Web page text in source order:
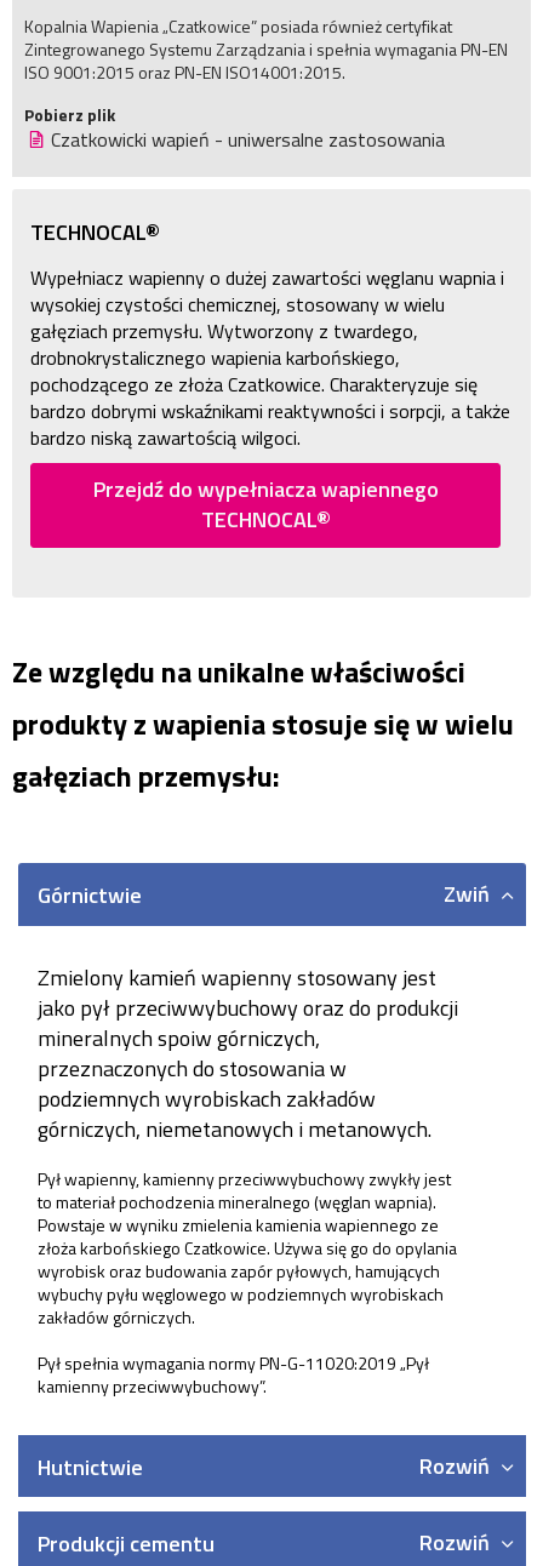
Kopalnia Wapienia „Czatkowice” posiada również certyfikat
Zintegrowanego Systemu Zarządzania i spełnia wymagania PN-EN
ISO 9001:2015 oraz PN-EN ISO14001:2015.
Pobierz plik
Czatkowicki wapień - uniwersalne zastosowania
TECHNOCAL®
Wypełniacz wapienny o dużej zawartości węglanu wapnia i
wysokiej czystości chemicznej, stosowany w wielu
gałęziach przemysłu. Wytworzony z twardego,
drobnokrystalicznego wapienia karbońskiego,
pochodzącego ze złoża Czatkowice. Charakteryzuje się
bardzo dobrymi wskaźnikami reaktywności i sorpcji, a także
bardzo niską zawartością wilgoci.
Przejdź do wypełniacza wapiennego
TECHNOCAL®
Ze względu na unikalne właściwości
produkty z wapienia stosuje się w wielu
gałęziach przemysłu:
Górnictwie Zwiń
Zmielony kamień wapienny stosowany jest
jako pył przeciwwybuchowy oraz do produkcji
mineralnych spoiw górniczych,
przeznaczonych do stosowania w
podziemnych wyrobiskach zakładów
górniczych, niemetanowych i metanowych.
Pył wapienny, kamienny przeciwwybuchowy zwykły jest
to materiał pochodzenia mineralnego (węglan wapnia).
Powstaje w wyniku zmielenia kamienia wapiennego ze
złoża karbońskiego Czatkowice. Używa się go do opylania
wyrobisk oraz budowania zapór pyłowych, hamujących
wybuchy pyłu węglowego w podziemnych wyrobiskach
zakładów górniczych.
Pył spełnia wymagania normy PN-G-11020:2019 „Pył
kamienny przeciwwybuchowy”.
Hutnictwie Rozwiń
Produkcji cementu Rozwiń